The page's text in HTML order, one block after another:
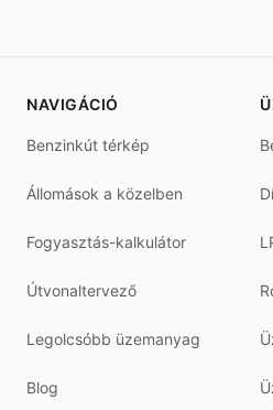
NAVIGÁCIÓ
Benzinkút térkép
Állomások a közelben
Fogyasztás-kalkulátor
Útvonaltervező
Legolcsóbb üzemanyag
Blog